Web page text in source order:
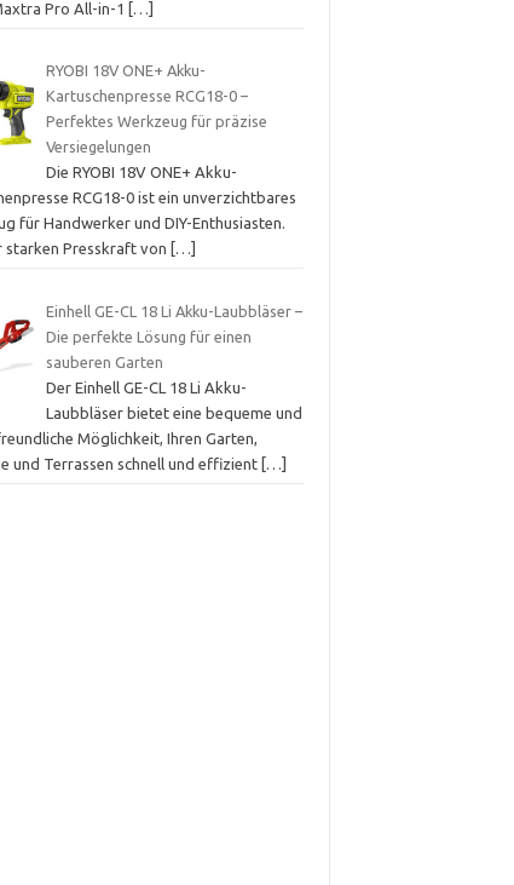
Pro All-in-1
[…]
RYOBI 18V ONE+ Akku-
Kartuschenpresse RCG18-0 –
Perfektes Werkzeug für präzise
Versiegelungen
Die RYOBI 18V ONE+ Akku-
RCG18-0 ist ein unverzichtbares
für Handwerker und DIY-Enthusiasten.
starken Presskraft von
[…]
Einhell GE-CL 18 Li Akku-Laubbläser –
Die perfekte Lösung für einen
sauberen Garten
Der Einhell GE-CL 18 Li Akku-
Laubbläser bietet eine bequeme und
Möglichkeit, Ihren Garten,
und Terrassen schnell und effizient […]